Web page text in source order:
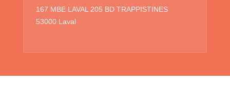
167 MBE LAVAL 205 BD TRAPPISTINES
53000 Laval